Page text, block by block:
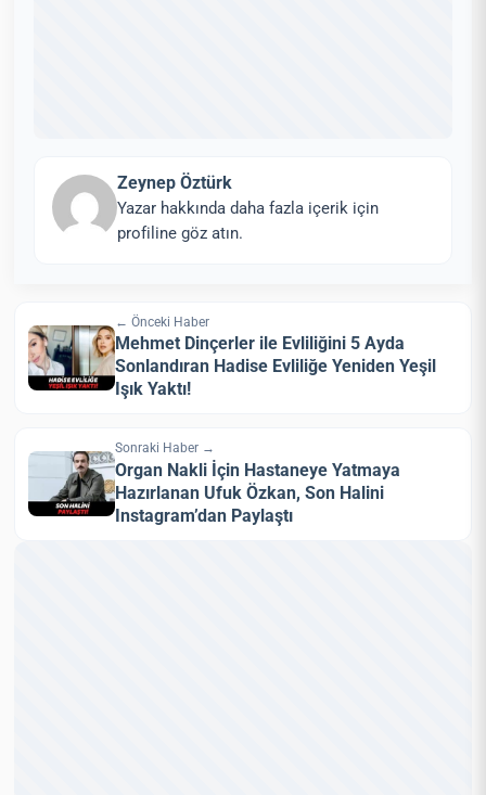
Zeynep Öztürk
Yazar hakkında daha fazla içerik için
profiline göz atın.
← Önceki Haber
Mehmet Dinçerler ile Evliliğini 5 Ayda
Sonlandıran Hadise Evliliğe Yeniden Yeşil
Işık Yaktı!
Sonraki Haber →
Organ Nakli İçin Hastaneye Yatmaya
Hazırlanan Ufuk Özkan, Son Halini
Instagram’dan Paylaştı